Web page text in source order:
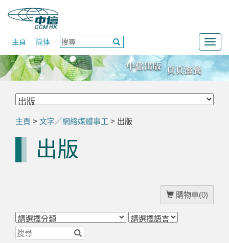
主頁 简体
主頁 > 文字／網絡媒體事工 > 出版
出版
購物車(0)